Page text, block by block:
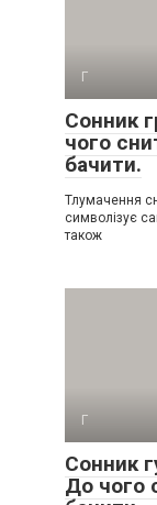
Г
Сонник
чого
бачити.
Тлумачення
символізує
також
Г
Сонник
До чого